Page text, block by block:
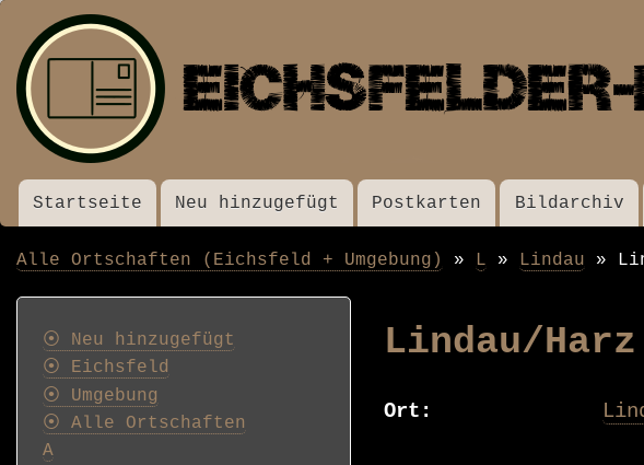
MenüStartseite Neu hinzugefügt Postkarten Bildarchiv
Alle Ortschaften (Eichsfeld + Umgebung) L Lindau
Lindau/Harz
Ort
Postkarten
⦿ Neu hinzugefügt
⦿ Eichsfeld
⦿ Umgebung
⦿ Alle Ortschaften
A